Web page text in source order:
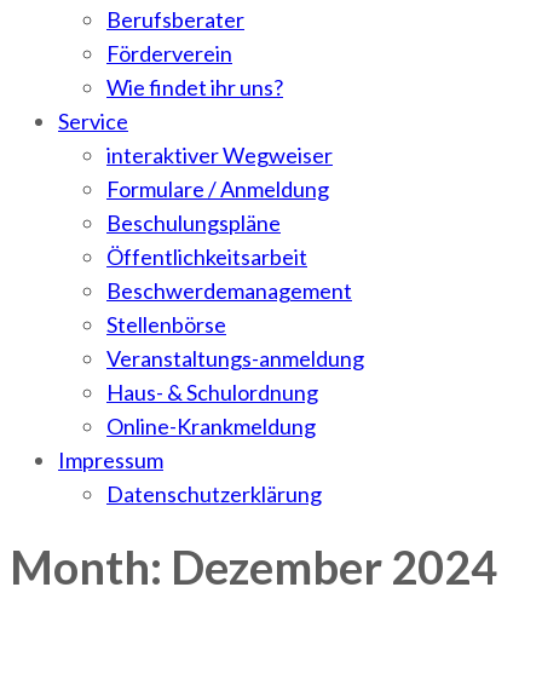
Berufsberater
Förderverein
Wie findet ihr uns?
Service
interaktiver Wegweiser
Formulare / Anmeldung
Beschulungspläne
Öffentlichkeitsarbeit
Beschwerdemanagement
Stellenbörse
Veranstaltungs-anmeldung
Haus- & Schulordnung
Online-Krankmeldung
Impressum
Datenschutzerklärung
Month: Dezember 2024